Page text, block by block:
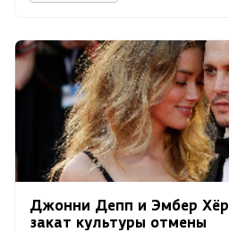
Джонни Депп и Эмбер
закат культуры отмены